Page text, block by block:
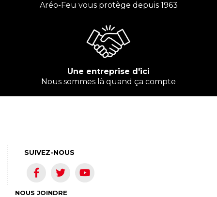
Aréo-Feu vous protège depuis 1963
Une entreprise d'ici
Nous sommes là quand ça compte
NOUS JOINDRE
SUIVEZ-NOUS